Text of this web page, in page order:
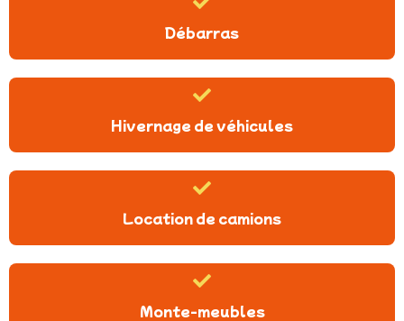
Débarras
Hivernage de véhicules
Location de camions
Monte-meubles